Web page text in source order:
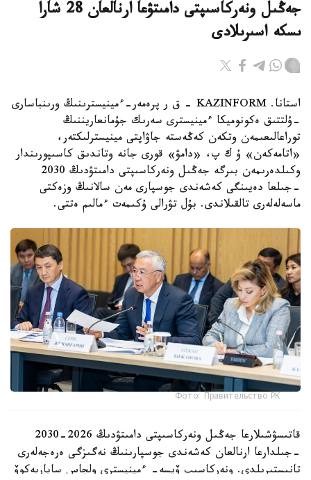
جەڭىل ونەركاسىپتى دامىتۋعا ارنالعان 28 شارا
ىسكە اسىرىلادى
استانا. KAZINFORM - ق ر پرەمەر-ءمينيسترىنىڭ ورىنباسارى
-ۇلتتىق ەكونوميكا ءمينيسترى سەرىك جۇمانعاريننىڭ
توراعالىعىمەن وتكەن كەڭەستە جاۋاپتى مينيسترلىكتەر،
«اتامەكەن» ۇ ك پ، «دامۋ» قورى جانە وتاندىق كاسىپورىندار
وكىلدەرىمەن بىرگە جەڭىل ونەركاسىپتى دامىتۋدىڭ 2030
-جىلعا دەيىنگى كەشەندى جوسپارى مەن سالانىڭ وزەكتى
ماسەلەلەرى تالقىلاندى. بۇل تۋرالى ۇكىمەت ءمالىم ەتتى.
Фото: Правительство РК
قاتىسۋشىلارعا جەڭىل ونەركاسىپتى دامىتۋدىڭ 2026-2030
-جىلدارعا ارنالعان كەشەندى جوسپارىنىڭ نەگىزگى ەرەجەلەرى
تانىستىرىلدى. ونەركاسىپ ۆيسە- ءمينيسترى ولجاس ساپاربەكوۆ